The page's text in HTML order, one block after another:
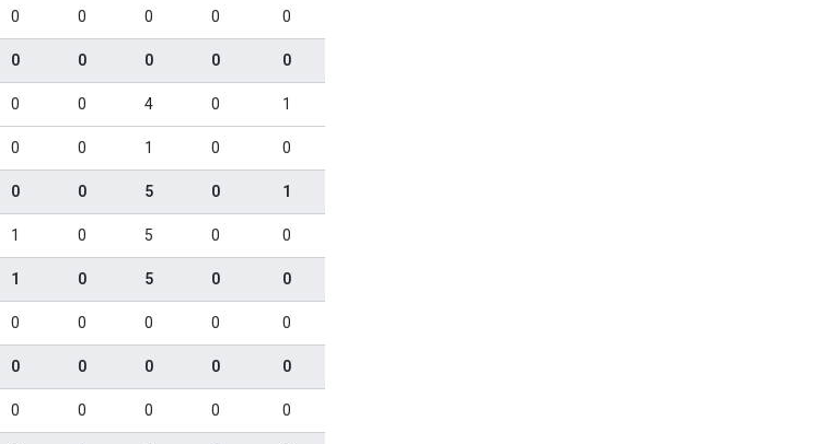
0 0 0 0 0
0 0 0 0 0
0 0 4 0 1
0 0 1 0 0
0 0 5 0 1
1 0 5 0 0
1 0 5 0 0
0 0 0 0 0
0 0 0 0 0
0 0 0 0 0